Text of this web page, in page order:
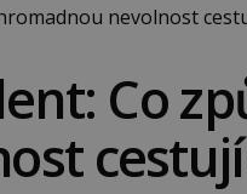
nevolnost
Co